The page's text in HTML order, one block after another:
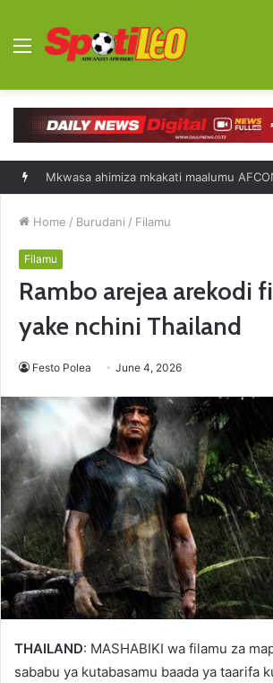
Menu
Mkwasa ahimiza mkakati maalumu
Home / Burudani / Filamu
Filamu
Rambo arejea arekodi
yake nchini Thailand
Festo Polea June 4, 2026
THAILAND: MASHABIKI wa filamu za
sababu ya kutabasamu baada ya taarifa